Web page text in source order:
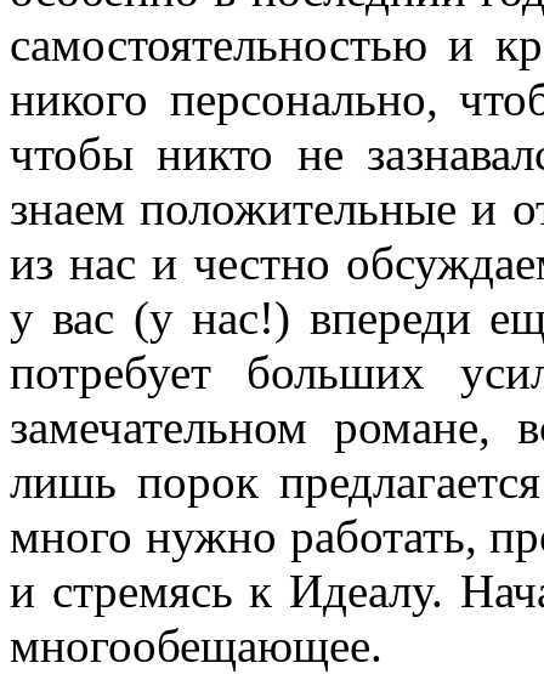
самостоятельностью и
никого персонально,
чтобы никто не
знаем положительные и
из нас и честно
у вас (у нас!) впереди
потребует больших
замечательном романе,
лишь порок
много нужно работать,
и стремясь к Идеалу.
многообещающее.